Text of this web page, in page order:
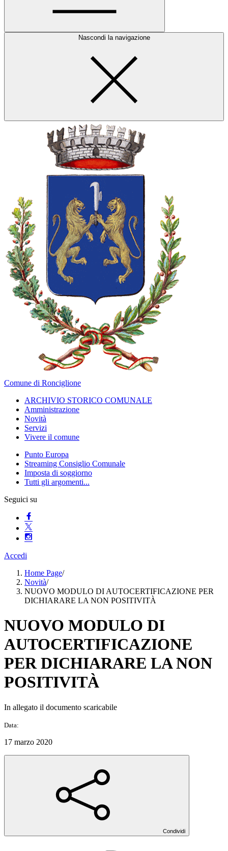
Nascondi la navigazione
Comune di Ronciglione
ARCHIVIO STORICO COMUNALE
Amministrazione
Novità
Servizi
Vivere il comune
Punto Europa
Streaming Consiglio Comunale
Imposta di soggiorno
Tutti gli argomenti...
Seguici su
Accedi
Home Page/
Novità/
NUOVO MODULO DI AUTOCERTIFICAZIONE PER
DICHIARARE LA NON POSITIVITÀ
NUOVO MODULO DI
AUTOCERTIFICAZIONE
PER DICHIARARE LA NON
POSITIVITÀ
In allegato il documento scaricabile
Data:
17 marzo 2020
Condividi